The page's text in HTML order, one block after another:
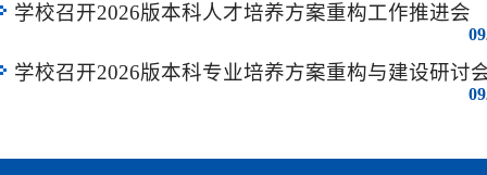
学校召开2026版本科人才培养方案重构工作推进会
09
学校召开2026版本科专业培养方案重构与建设研讨
09